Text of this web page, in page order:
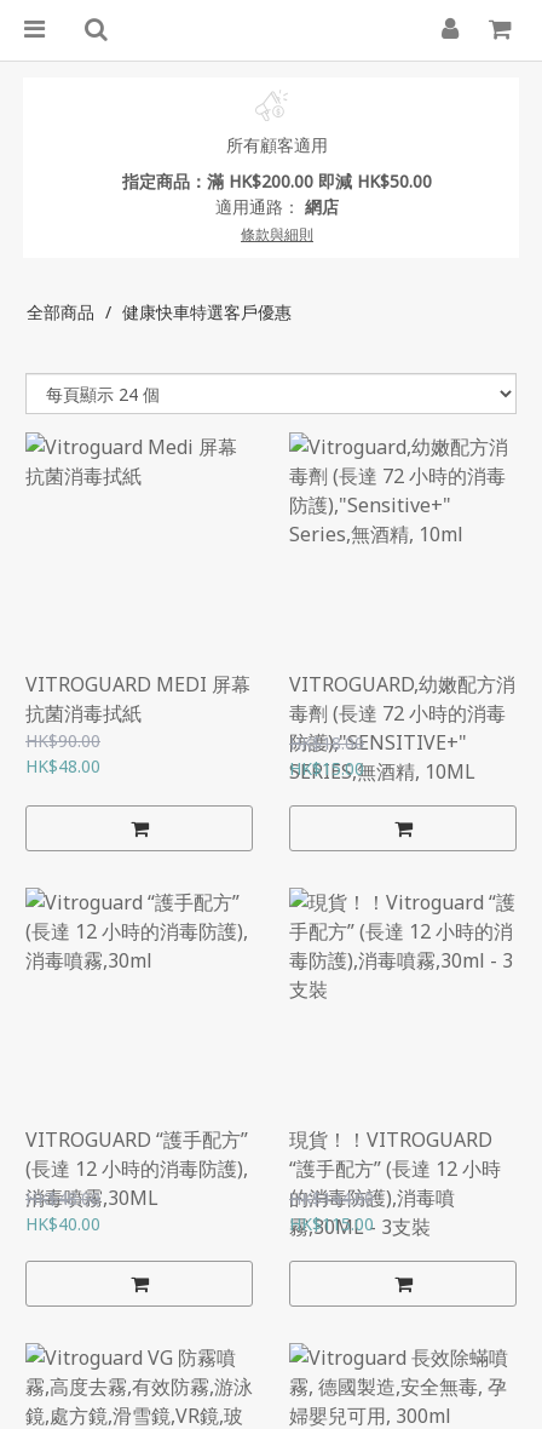
所有顧客適用
指定商品：滿 HK$200.00 即減 HK$50.00
適用通路： 網店
條款與細則
全部商品 健康快車特選客戶優惠
VITROGUARD MEDI 屏幕
抗菌消毒拭紙
HK$90.00
HK$48.00
VITROGUARD,幼嫩配方消
毒劑 (長達 72 小時的消毒
防護),"SENSITIVE+"
SERIES,無酒精, 10ML
HK$18.00
HK$15.00
VITROGUARD “護手配方”
(長達 12 小時的消毒防護),
消毒噴霧,30ML
HK$48.00
HK$40.00
現貨！！VITROGUARD
“護手配方” (長達 12 小時
的消毒防護),消毒噴
霧,30ML - 3支裝
HK$144.00
HK$115.00